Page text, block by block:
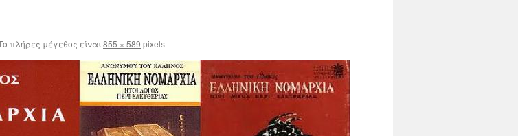
πλήρες μέγεθος είναι855 × 589 pixels